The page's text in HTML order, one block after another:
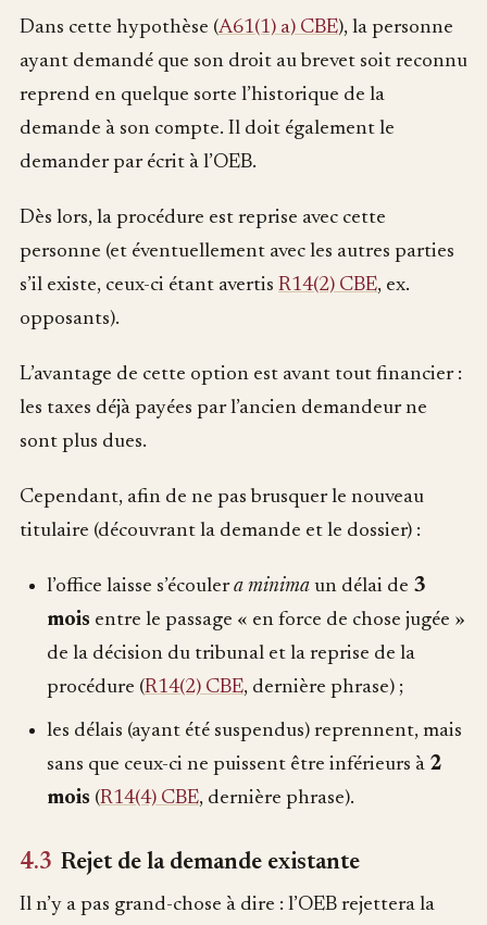
Dans cette hypothèse (A61(1) a) CBE), la personne
ayant demandé que son droit au brevet soit reconnu
reprend en quelque sorte l’historique de la
demande à son compte. Il doit également le
demander par écrit à l’OEB.
Dès lors, la procédure est reprise avec cette
personne (et éventuellement avec les autres parties
s’il existe, ceux-ci étant avertis R14(2) CBE, ex.
opposants).
L’avantage de cette option est avant tout financier :
les taxes déjà payées par l’ancien demandeur ne
sont plus dues.
Cependant, afin de ne pas brusquer le nouveau
titulaire (découvrant la demande et le dossier) :
l’office laisse s’écoulera minimaun délai de 3
mois entre le passage « en force de chose jugée »
de la décision du tribunal et la reprise de la
procédure (R14(2) CBE, dernière phrase) ;
les délais (ayant été suspendus) reprennent, mais
sans que ceux-ci ne puissent être inférieurs à 2
mois (R14(4) CBE, dernière phrase).
4.3 Rejet de la demande existante
Il n’y a pas grand-chose à dire : l’OEB rejettera la